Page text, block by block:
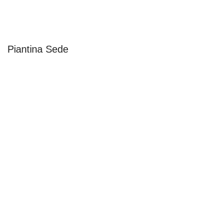
Piantina Sede